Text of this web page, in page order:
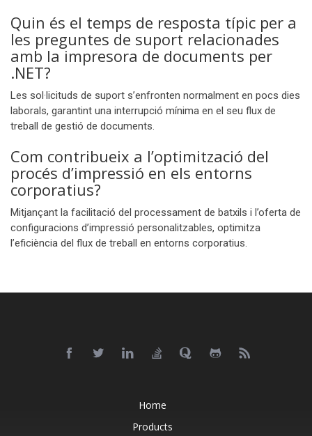
Quin és el temps de resposta típic per a
les preguntes de suport relacionades
amb la impresora de documents per
.NET?
Les sol·licituds de suport s’enfronten normalment en pocs dies
laborals, garantint una interrupció mínima en el seu flux de
treball de gestió de documents.
Com contribueix a l’optimització del
procés d’impressió en els entorns
corporatius?
Mitjançant la facilitació del processament de batxils i l’oferta de
configuracions d’impressió personalitzables, optimitza
l’eficiència del flux de treball en entorns corporatius.
Home
Products